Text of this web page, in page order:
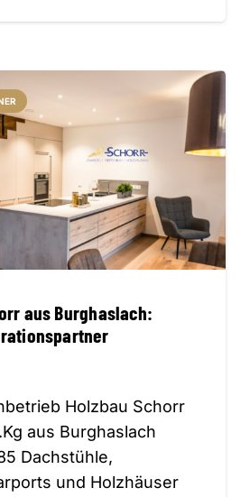
aus Burghaslach:
Holzbau Schorr
aus Burghaslach
Dachstühle,
und Holzhäuser